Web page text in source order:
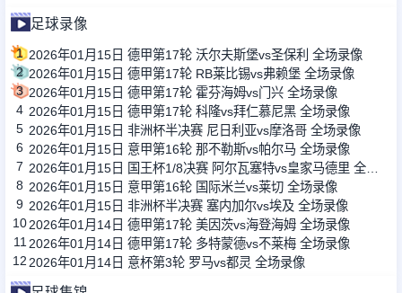
足球录像
1 2026年01月15日 德甲第17轮 沃尔夫斯堡vs圣保利 全场录像
2 2026年01月15日 德甲第17轮 RB莱比锡vs弗赖堡 全场录像
3 2026年01月15日 德甲第17轮 霍芬海姆vs门兴 全场录像
4 2026年01月15日 德甲第17轮 科隆vs拜仁慕尼黑 全场录像
5 2026年01月15日 非洲杯半决赛 尼日利亚vs摩洛哥 全场录像
6 2026年01月15日 意甲第16轮 那不勒斯vs帕尔马 全场录像
7
8 2026年01月15日 意甲第16轮 国际米兰vs莱切 全场录像
9 2026年01月15日 非洲杯半决赛 塞内加尔vs埃及 全场录像
102026年01月14日 德甲第17轮 美因茨vs海登海姆 全场录像
11 2026年01月14日 德甲第17轮 多特蒙德vs不莱梅 全场录像
12 2026年01月14日 意杯第3轮 罗马vs都灵 全场录像